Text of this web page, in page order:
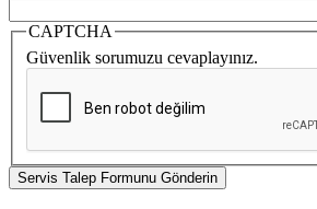
CAPTCHA
Güvenlik sorumuzu cevaplayınız.